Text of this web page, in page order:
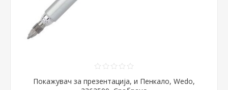
Покажувач за презентација, и Пенкало, Wedo,